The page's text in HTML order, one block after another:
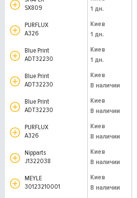
SX809
1 дн.
PURFLUX
A326
Киев
1 дн.
Blue Print
ADT32230
Киев
1 дн.
Blue Print
ADT32230
Киев
В наличии
Blue Print
ADT32230
Киев
В наличии
PURFLUX
A326
Киев
В наличии
Nipparts
J1322038
Киев
В наличии
MEYLE
30123210001
Киев
В наличии